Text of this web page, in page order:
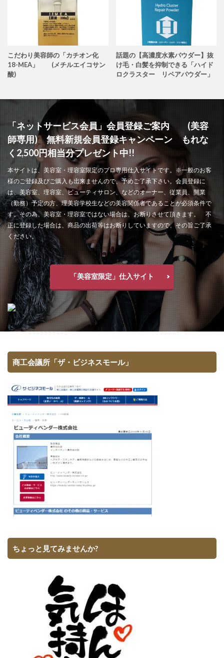
こだわり美容師の「カチオン化
18-MEA」 (メチルエイコサン
酸)
話題の【高濃度水素パウダー】抜
け毛・白髪を抑制できる「ハイド
ロクラスター リペアパウダー」
「ネットサービス会員」会員登録ご案内 (美容
師専用) 無料新規会員登録キャンペーン もれな
く2,500円相当分プレゼント中!!
本サイトは、美容室・理容室限定のプロ専用仕入サイトです。※一般のお客
様のご登録及びご購入も出来ませんので、予めご了承下さい。会員登録に
は、美容室、理容室、ビューティサロン、などのオーナー、従業員、開業
（勤務）予定の方、理美容学校生などの美容関係者であることが必須条件で
す。その為、美容室・理容室ではない場合は、お断りさせて頂きます。 不
正に登録した場合は、商品の出荷等はお断りしていますので、その旨ご了承
ください。
「美容室限定」仕入サイト
商工会議所「ザ・ビジネスモール」
ちょっと見てみませんか?